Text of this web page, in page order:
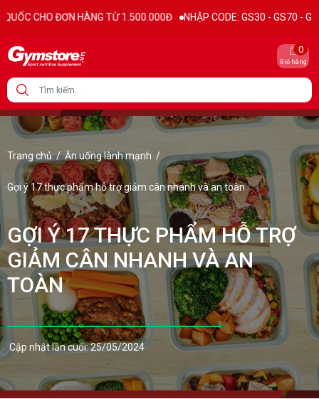
TỪ 1.500.000Đ NHẬP CODE: GS30 - GS70 - GS100 giảm trực tiếp
Giỏ hàng
0
Trang chủ/Ăn uống lành mạnh /
Gợi ý 17 thực phẩm hỗ trợ giảm cân nhanh và an toàn
GỢI Ý 17 THỰC PHẨM HỖ TRỢ
GIẢM CÂN NHANH VÀ AN
TOÀN
Cập nhật lần cuối: 25/05/2024